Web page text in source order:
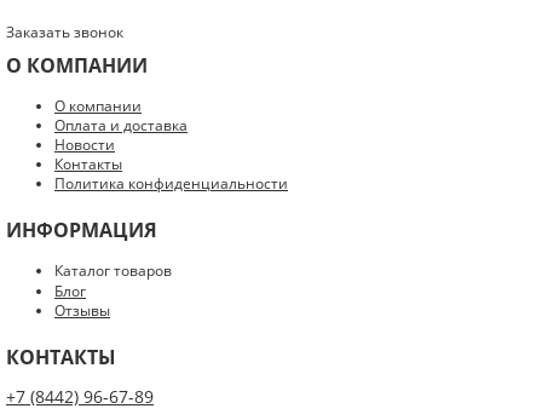
Введите код с картинки:
Я даю согласие на обработку моих персональных данных
Нажатием на кнопку «Опубликовать» я даю свое согласие на обработку
персональных данных в соответствии с
Заказать звонок
О КОМПАНИИ
О компании
Оплата и доставка
Новости
Контакты
Политика конфиденциальности
ИНФОРМАЦИЯ
Каталог товаров
Блог
Отзывы
КОНТАКТЫ
+7 (8442) 96-67-89